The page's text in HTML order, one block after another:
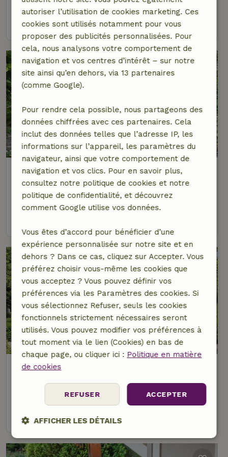
4 personnes 2 Chambres à coucher
Maison nature à Zutendaal
À 2 km distance de Zutendaal
9,1/10
4 personnes2 Chambres à coucher
Maison nature à Zutendaal
5 personnes2 Chambres à coucher
autoriser l’utilisation de cookies marketing. Ces
cookies sont utilisés notamment pour vous
proposer des publicités personnalisées. Pour
cela, nous analysons votre comportement de
navigation et vos centres d’intérêt – sur notre
site ainsi qu’en dehors, via 13 partenaires
(comme Google).
Pour rendre cela possible, nous partageons des
données chiffrées avec ces partenaires. Cela
inclut des données telles que l’adresse IP, les
informations sur l’appareil, les paramètres du
navigateur, ainsi que votre comportement de
navigation et vos clics. Pour en savoir plus,
consultez notre politique de cookies et notre
politique de confidentialité, et découvrez
comment Google utilise vos données.
Vous êtes d’accord pour bénéficier d’une
expérience personnalisée sur notre site et en
dehors ? Dans ce cas, cliquez sur Accepter. Vous
préférez choisir vous-même les cookies que
vous acceptez ? Vous pouvez définir vos
préférences via les Paramètres des cookies. Si
vous sélectionnez Refuser, seuls les cookies
fonctionnels strictement nécessaires seront
utilisés. Vous pouvez modifier vos préférences à
tout moment via le lien (Cookies) en bas de
chaque page, ou cliquer ici : Politique en matière
de cookies
ACCEPTER
REFUSER
AFFICHER LES DÉTAILS
Strictement
nécessaires
Performance Ciblage